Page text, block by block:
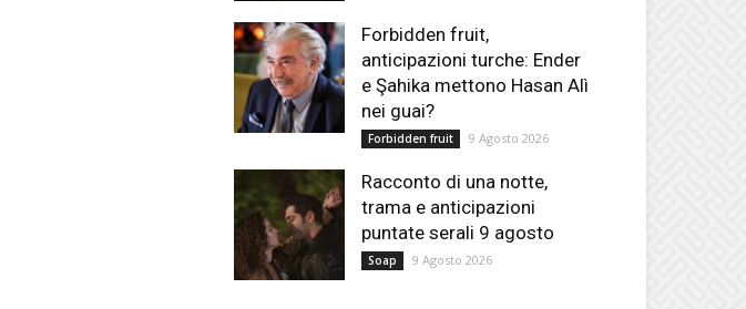
Forbidden fruit,
anticipazioni turche: Ender
e Şahika mettono Hasan Alì
nei guai?
Forbidden fruit 9 Agosto 2026
Racconto di una notte,
trama e anticipazioni
puntate serali 9 agosto
Soap 9 Agosto 2026